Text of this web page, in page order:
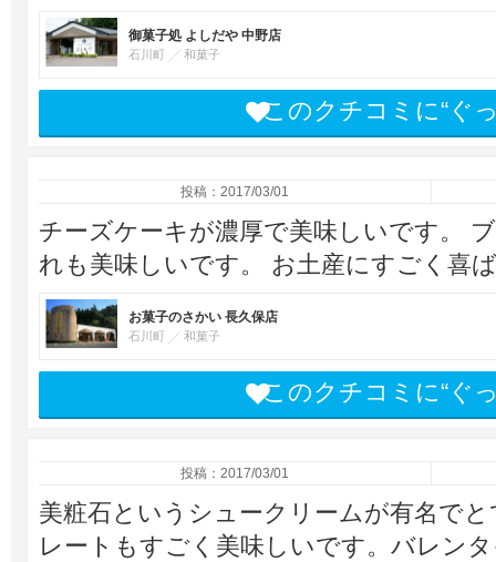
御菓子処 よしだや 中野店
石川町 和菓子
このクチコミに“ぐ
投稿：2017/03/01
チーズケーキが濃厚で美味しいです。
れも美味しいです。 お土産にすごく喜
お菓子のさかい 長久保店
石川町 和菓子
このクチコミに“ぐ
投稿：2017/03/01
美粧石というシュークリームが有名で
レートもすごく美味しいです。バレン